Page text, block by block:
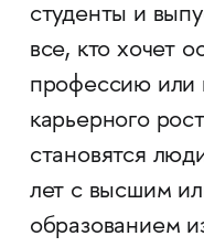
студенты и
все, кто хочет
профессию или
карьерного
становятся
лет с высшим
образованием